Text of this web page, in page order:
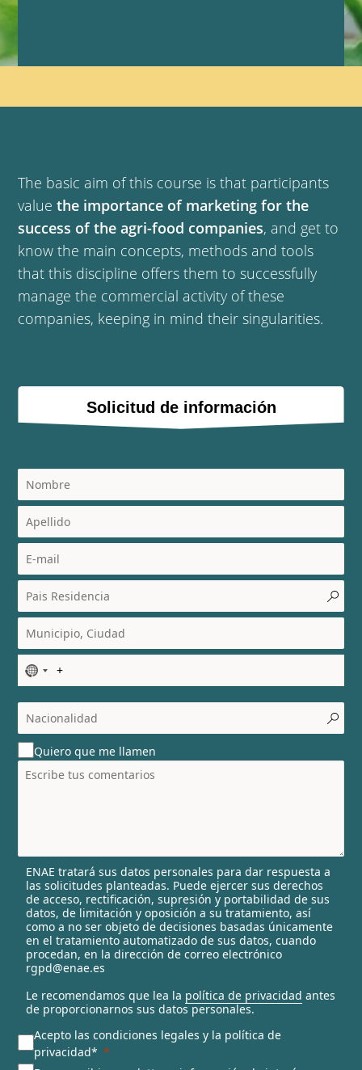
The basic aim of this course is that participants
valuethe importance of marketing for the
success of the agri-food companies, and get to
know the main concepts, methods and tools
that this discipline offers them to successfully
manage the commercial activity of these
companies, keeping in mind their singularities.
Solicitud de información
N
o
c
o
u
n
t
l
e
c
t
e
d
Quiero que me llamen
ENAE tratará sus datos personales para dar respuesta a
las solicitudes planteadas. Puede ejercer sus derechos
de acceso, rectificación, supresión y portabilidad de sus
datos, de limitación y oposición a su tratamiento, así
como a no ser objeto de decisiones basadas únicamente
en el tratamiento automatizado de sus datos, cuando
procedan, en la dirección de correo electrónico
rgpd@enae.es
Le recomendamos que lea la política de privacidad antes
de proporcionarnos sus datos personales.
Acepto las condiciones legales y la política de
privacidad*